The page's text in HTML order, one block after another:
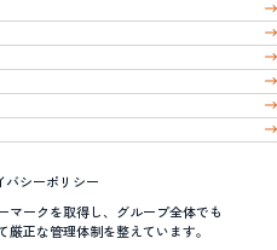
バシーポリシー
マークを取得し、グループ全体でも
正な管理体制を整えています。